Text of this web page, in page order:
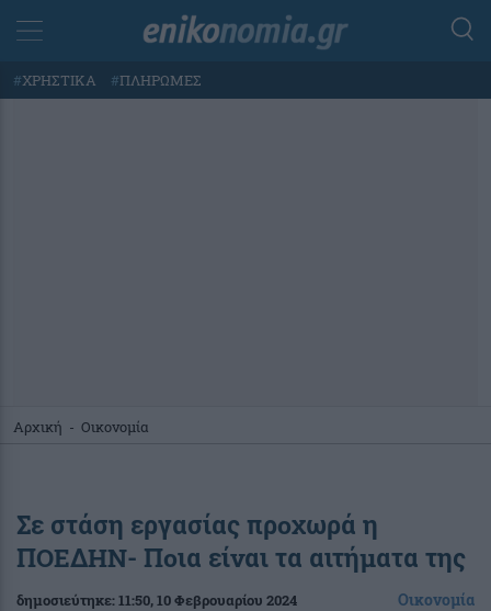
#ΧΡΗΣΤΙΚΑ #ΠΛΗΡΩΜΕΣ
Αρχική - Οικονομία
Σε στάση εργασίας προχωρά η
ΠΟΕΔΗΝ- Ποια είναι τα αιτήματα της
δημοσιεύτηκε:11:50, 10 Φεβρουαρίου 2024 Οικονομία